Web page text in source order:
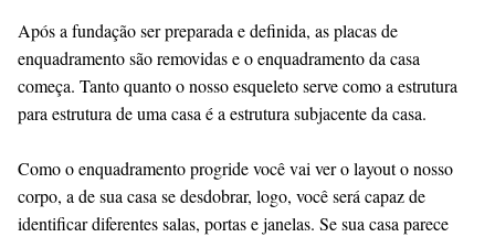
Após a fundação ser preparada e definida, as placas de
enquadramento são removidas e o enquadramento da casa
começa. Tanto quanto o nosso esqueleto serve como a estrutura
para estrutura de uma casa é a estrutura subjacente da casa.
Como o enquadramento progride você vai ver o layout o nosso
corpo, a de sua casa se desdobrar, logo, você será capaz de
identificar diferentes salas, portas e janelas. Se sua casa parece